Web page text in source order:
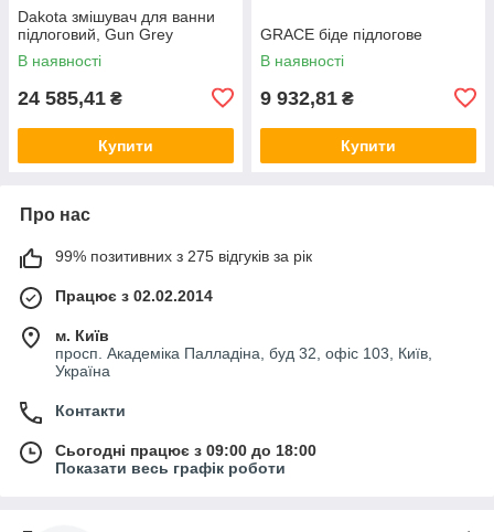
Dakota змішувач для ванни
підлоговий, Gun Grey
В наявності
24 585,41 ₴
Купити
GRACE біде підлогове
В наявності
9 932,81 ₴
Купити
Про нас
99% позитивних з 275 відгуків за рік
Працює з 02.02.2014
м. Київ
просп. Академіка Палладіна, буд 32, офіс 103, Київ,
Україна
Контакти
Сьогодні працює з 09:00 до 18:00
Показати весь графік роботи